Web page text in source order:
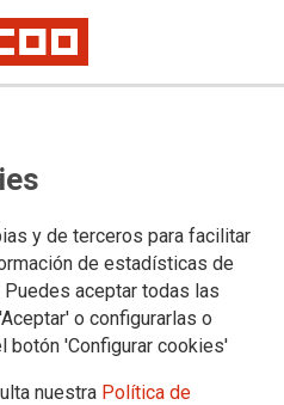
y de terceros para facilitar
de estadísticas de
aceptar todas las
o configurarlas o
botón 'Configurar cookies'
nuestra Política de
despedirte con 20 días
de medidas? Te planteo